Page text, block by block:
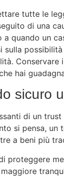
tutte le
di una
quando un
sulla
hai
sicuro
di un
si pensa,
a beni più
proteggere